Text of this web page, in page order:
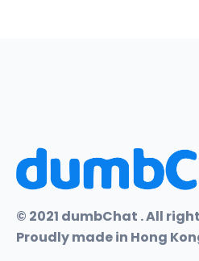
© 2021 dumbChat . All
Proudly made in Hong